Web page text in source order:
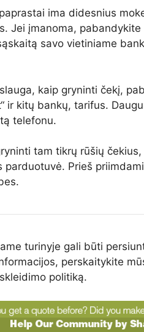
ima didesnius
Jei įmanoma,
savo vietiniame
kaip gryninti čekį,
ir kitų bankų, tarifus.
telefonu.
tam tikrų rūšių
Prieš
turinyje gali būti
perskaitykite
politiką.